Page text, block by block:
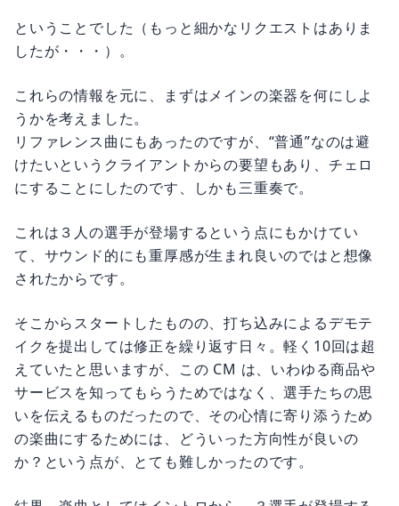
ということでした（もっと細かなリクエストはありま
したが・・・）。
これらの情報を元に、まずはメインの楽器を何にしよ
うかを考えました。
リファレンス曲にもあったのですが、“普通”なのは避
けたいというクライアントからの要望もあり、チェロ
にすることにしたのです、しかも三重奏で。
これは３人の選手が登場するという点にもかけてい
て、サウンド的にも重厚感が生まれ良いのではと想像
されたからです。
そこからスタートしたものの、打ち込みによるデモテ
イクを提出しては修正を繰り返す日々。軽く10回は超
えていたと思いますが、この CM は、いわゆる商品や
サービスを知ってもらうためではなく、選手たちの思
いを伝えるものだったので、その心情に寄り添うため
の楽曲にするためには、どういった方向性が良いの
か？という点が、とても難しかったのです。